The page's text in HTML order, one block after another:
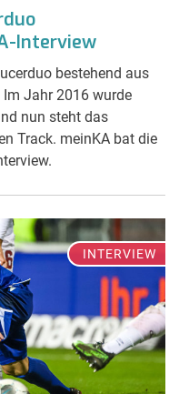
Interview
bestehend aus
Jahr 2016 wurde
nun steht das
Track. meinKA bat die
INTERVIEW